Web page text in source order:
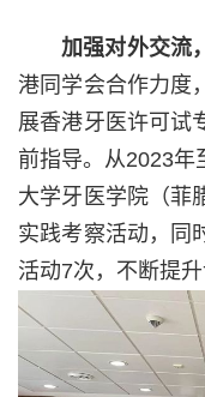
加强对外交流
港同学会合作力度
展香港牙医许可试
前指导。从2023年
大学牙医学院（菲
实践考察活动，同
活动7次，不断提升